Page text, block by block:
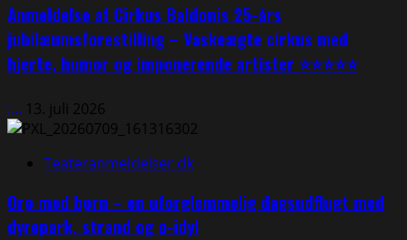
Anmeldelse af Cirkus Baldonis 25-års
jubilæumsforestilling – Vaskeægte cirkus med
hjerte, humor og imponerende artister ⭐⭐⭐⭐⭐
:... 13. juli 2026
Teateranmeldelser.dk
Orø med børn – en uforglemmelig dagsudflugt med
dyrepark, strand og ø-idyl